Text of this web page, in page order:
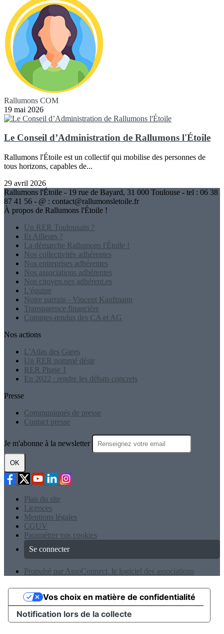
Rallumons COM
19 mai 2026
Le Conseil d’Administration de Rallumons l'Étoile
Rallumons l'Étoile est un collectif qui mobilise des personnes de
tous horizons, capables de...
29 avril 2026
Rallumons l'Étoile - 19 rue de Bayard, 31 000 Toulouse - tel : 06 38
87 41 56 - @ : contact@rallumonsletoile.fr
À propos de Rallumons l'Étoile !
Un RER Toulousain ?
Et Ailleurs ?
La démarche Rallumons l'Étoile !
Nos collectivités adhérentes
Nos entreprises adhérentes
Nos associations adhérentes
Nos citoyen.nes adhérent.es
L'équipe
Notre parrain - Vincent Kaufmann
Transparence financière
Comptes-rendus des CA et AG
Nos actions
L'Atlas des Gares
Un RER nommé désir
RER Phase 1
En 2022 : rendre les débats concrets
Presse
Communiqués de presse
Contact presse
Je m'abonne à la newsletter
OK
Plan du site
Licences
Mentions légales
CGUV
Paramétrer vos cookies
Se connecter
Propulsé par AssoConnect, le logiciel des associations
Notification lors de la collecte
Vos choix en matière de confidentialité